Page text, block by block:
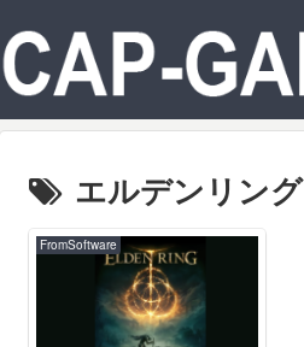
エルデンリング
FromSoftware